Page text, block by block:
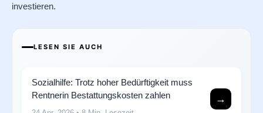
investieren.
LESEN SIE AUCH
Sozialhilfe: Trotz hoher Bedürftigkeit muss
Rentnerin Bestattungskosten zahlen
→